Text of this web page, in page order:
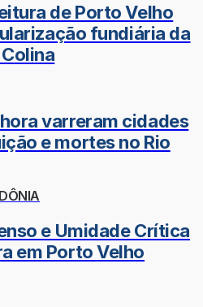
de Porto Velho
fundiária da
varreram cidades
e mortes no Rio
e Umidade Crítica
em Porto Velho